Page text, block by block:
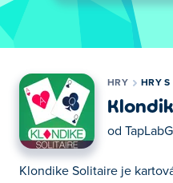
HRY HRY S
od
Klondike Solitaire je